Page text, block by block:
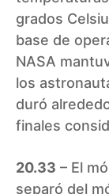
grados
base de
NASA
los
duró
finales
20.33 – El
separó del